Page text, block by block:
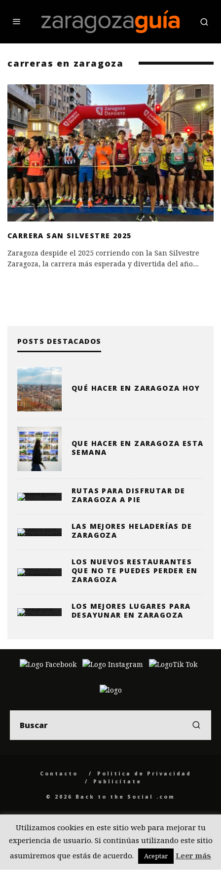
carreras en zaragoza
CARRERA SAN SILVESTRE 2025
Zaragoza despide el 2025 corriendo con la San Silvestre
Zaragoza, la carrera más esperada y divertida del año....
POSTS DESTACADOS
QUÉ HACER EN ZARAGOZA HOY
QUE HACER EN ZARAGOZA ESTA
SEMANA
RUTAS PARA DISFRUTAR DE
ZARAGOZA A PIE
LAS MEJORES HELADERÍAS DE
ZARAGOZA
LOS NUEVOS RESTAURANTES
QUE NO TE PUEDES PERDER EN
ZARAGOZA
LOS MEJORES LUGARES PARA
DESAYUNAR EN ZARAGOZA
Contacto
Politica de Privacidad
Publicítate
© 2026 Back to the Social .com
Utilizamos cookies en este sitio web para mejorar tu
experiencia de usuario. Si continúas utilizando este sitio
asumiremos que estás de acuerdo.
Aceptar Leer más